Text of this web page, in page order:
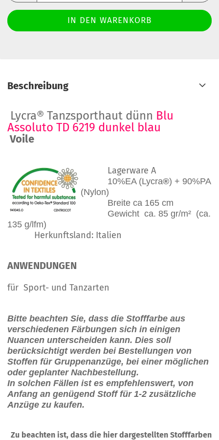
Beschreibung
Lycra® Tanzsporthaut dünn Blu
Assoluto TD 6219 dunkel blau
Voile
Lagerware A
10%EA (Lycra®) + 90%PA
(Nylon)
Breite ca 165 cm
Gewicht ca. 85 gr/m² (ca.
135 g/lfm)
Herkunftsland: Italien
ANWENDUNGEN
für Sport- und Tanzarten
Bitte beachten Sie, dass die Stofffarbe aus
verschiedenen Färbungen sich in einigen
Nuancen unterscheiden kann. Dies soll
berücksichtigt werden bei Bestellungen von
Stoffen für Gruppenanzüge, bei einer möglichen
oder geplanter Nachbestellung.
In solchen Fällen ist es empfehlenswert, von
Anfang an genügend Stoff für 1-2 zusätzliche
Anzüge zu kaufen.
Zu beachten ist, dass die hier dargestellten Stofffarben